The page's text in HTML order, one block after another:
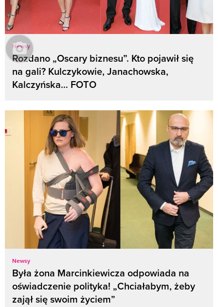
Newsy
Rozdano „Oscary biznesu”. Kto pojawił się
na gali? Kulczykowie, Janachowska,
Kalczyńska… FOTO
Newsy
Była żona Marcinkiewicza odpowiada na
oświadczenie polityka! „Chciałabym, żeby
zajął się swoim życiem”